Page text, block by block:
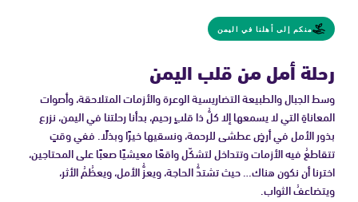
منكم إلى أهلنا في اليمن
رحلة أمل من قلب اليمن
وسط الجبال والطبيعة التضاريسية الوعرة والأزمات المتلاحقة، وأصوات
المعاناةِ التي لا يسمعها إلا كلُّ ذا قلبٍ رحيم، بدأنا رحلتنا في اليمن، نزرع
بذور الأمل في أرضٍ عطشى للرحمة، ونسقيها خيرًا وبذلًا. ففي وقتٍ
تتقاطعُ فيه الأزمات وتتداخل لتشكّل واقعًا معيشيًا صعبًا على المحتاجين،
اخترنا أن نكون هناك… حيث تشتدُّ الحاجة، ويعزُّ الأمل، ويعظُمُ الأثر،
ويتضاعفُ الثواب.